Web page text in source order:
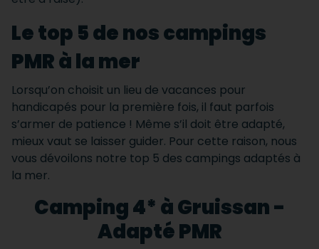
Le top 5 de nos campings
PMR à la mer
Lorsqu’on choisit un lieu de vacances pour
handicapés pour la première fois, il faut parfois
s’armer de patience ! Même s’il doit être adapté,
mieux vaut se laisser guider. Pour cette raison, nous
vous dévoilons notre top 5 des campings adaptés à
la mer.
Camping 4* à Gruissan -
Adapté PMR